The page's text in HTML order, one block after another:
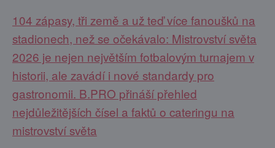
104 zápasy, tři země a už teď více fanoušků na
stadionech, než se očekávalo: Mistrovství světa
2026 je nejen největším fotbalovým turnajem v
historii, ale zavádí i nové standardy pro
gastronomii. B.PRO přináší přehled
nejdůležitějších čísel a faktů o cateringu na
mistrovství světa